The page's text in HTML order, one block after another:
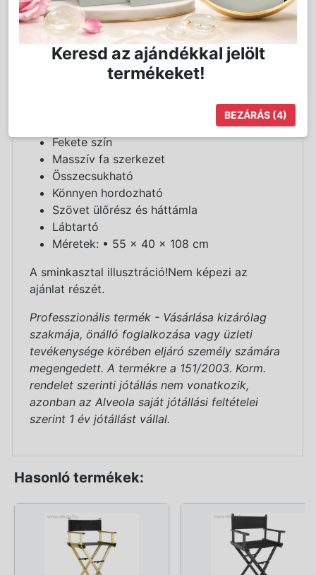
Sminkes szék fekete színben. Összecsukható,
hordozható, stabil fa szerkezettel, szövet
ülőrésszel és háttámlával. Lábtartóval a
nagyobb kényelemért.
Fekete szín
Masszív fa szerkezet
Összecsukható
Könnyen hordozható
Szövet ülőrész és háttámla
Lábtartó
Méretek: • 55 x 40 x 108 cm
A sminkasztal illusztráció!Nem képezi az
ajánlat részét.
Professzionális termék - Vásárlása kizárólag
szakmája, önálló foglalkozása vagy üzleti
tevékenysége körében eljáró személy számára
megengedett. A termékre a 151/2003. Korm.
rendelet szerinti jótállás nem vonatkozik,
azonban az Alveola saját jótállási feltételei
szerint 1 év jótállást vállal.
Hasonló termékek:
Keresd az ajándékkal jelölt
termékeket!
BEZÁRÁS (4)